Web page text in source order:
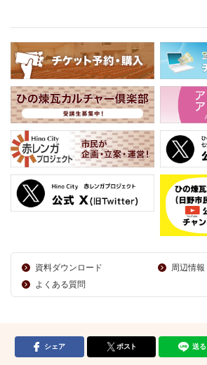
資料ダウンロード
周辺情報
よくある質問
シェア ポスト 送る